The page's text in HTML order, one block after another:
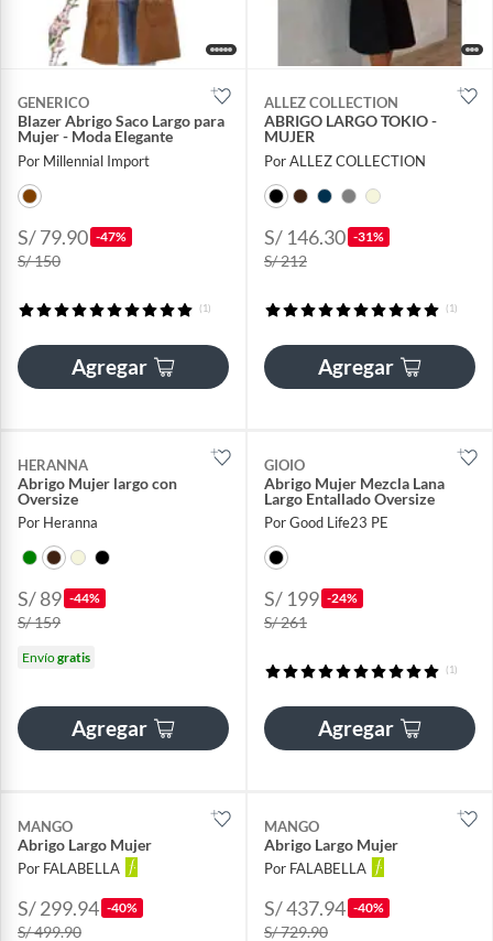
GENERICO
Blazer Abrigo Saco Largo para
Mujer - Moda Elegante
Por Millennial Import
S/ 79.90 -47%
S/ 150
(1)
Agregar
ALLEZ COLLECTION
ABRIGO LARGO TOKIO -
MUJER
Por ALLEZ COLLECTION
S/ 146.30 -31%
S/ 212
(1)
Agregar
HERANNA
Abrigo Mujer largo con
Oversize
Por Heranna
S/ 89 -44%
S/ 159
Envíogratis
Agregar
GIOIO
Abrigo Mujer Mezcla Lana
Largo Entallado Oversize​
Por Good Life23 PE
S/ 199 -24%
S/ 261
(1)
Agregar
MANGO
Abrigo Largo Mujer
Por FALABELLA
S/ 299.94 -40%
S/ 499.90
MANGO
Abrigo Largo Mujer
Por FALABELLA
S/ 437.94 -40%
S/ 729.90